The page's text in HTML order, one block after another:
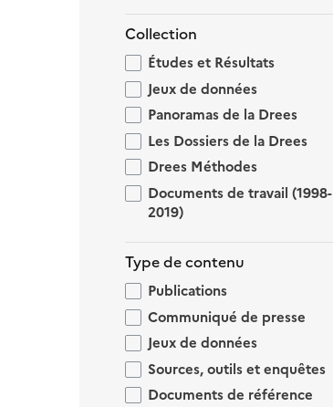
Collection
Études et Résultats
Jeux de données
Panoramas de la Drees
Les Dossiers de la Drees
Drees Méthodes
Documents de travail (1998-
2019)
Type de contenu
Publications
Communiqué de presse
Jeux de données
Sources, outils et enquêtes
Documents de référence